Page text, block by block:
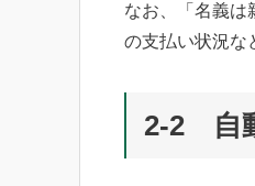
なお、「名義は
の支払い状況な
2-2 自